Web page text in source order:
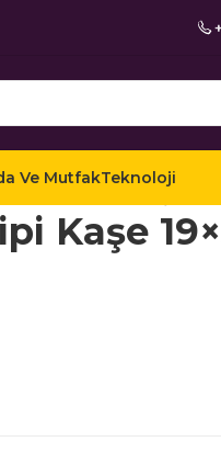
Ve MutfakTeknoloji
Kaşe